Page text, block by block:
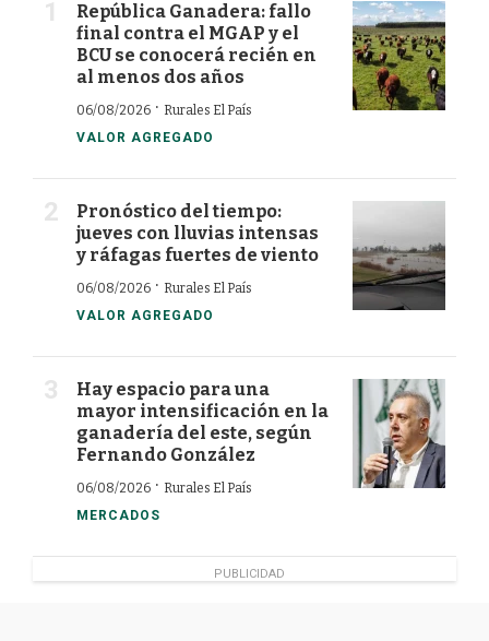
República Ganadera: fallo
final contra el MGAP y el
BCU se conocerá recién en
al menos dos años
06/08/2026 · Rurales El País
VALOR AGREGADO
Pronóstico del tiempo:
jueves con lluvias intensas
y ráfagas fuertes de viento
06/08/2026 · Rurales El País
VALOR AGREGADO
Hay espacio para una
mayor intensificación en la
ganadería del este, según
Fernando González
06/08/2026 · Rurales El País
MERCADOS
PUBLICIDAD